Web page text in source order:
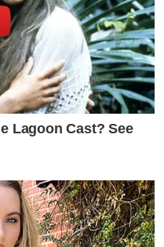
Lagoon Cast? See